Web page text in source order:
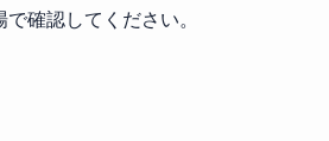
確認してください。